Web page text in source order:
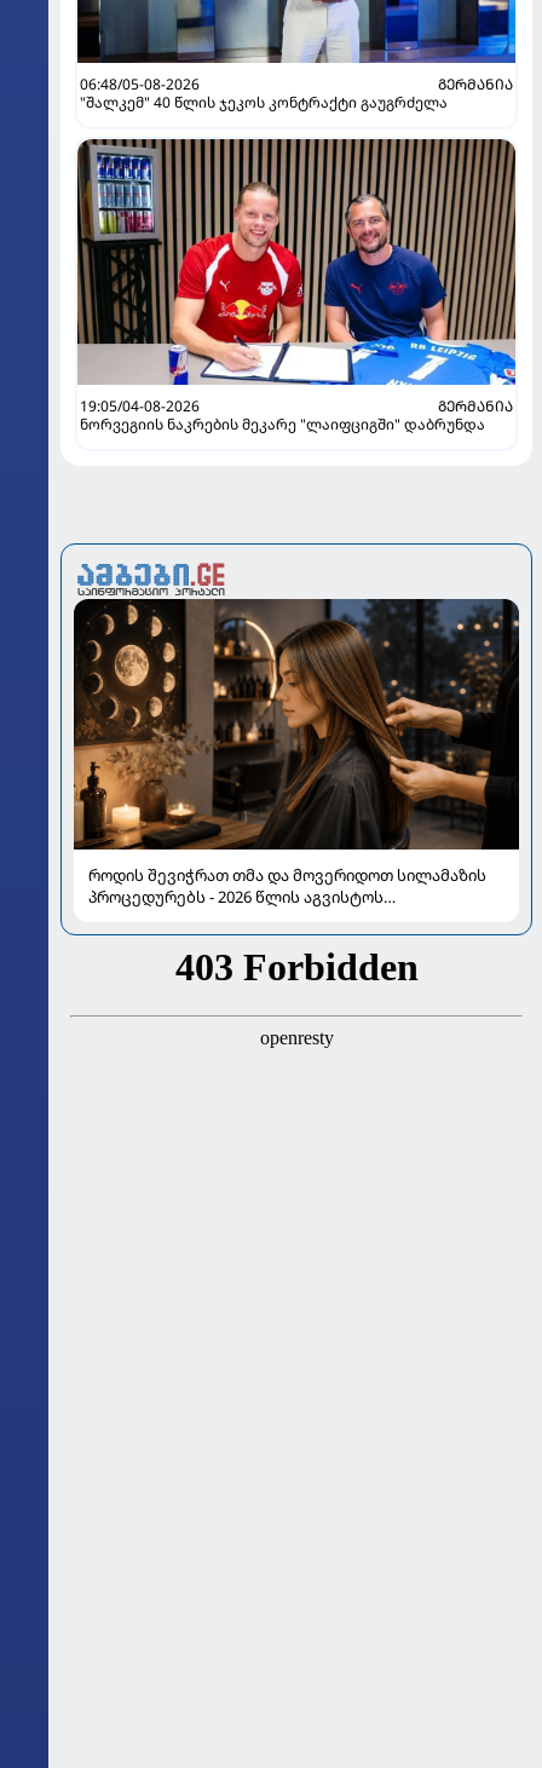
06:48/05-08-2026
ᲒᲔᲠᲛᲐᲜᲘᲐ
"შალკემ" 40 წლის ჯეკოს კონტრაქტი გაუგრძელა
19:05/04-08-2026
ᲒᲔᲠᲛᲐᲜᲘᲐ
ნორვეგიის ნაკრების მეკარე "ლაიფციგში" დაბრუნდა
როდის შევიჭრათ თმა და მოვერიდოთ სილამაზის
პროცედურებს - 2026 წლის აგვისტოს